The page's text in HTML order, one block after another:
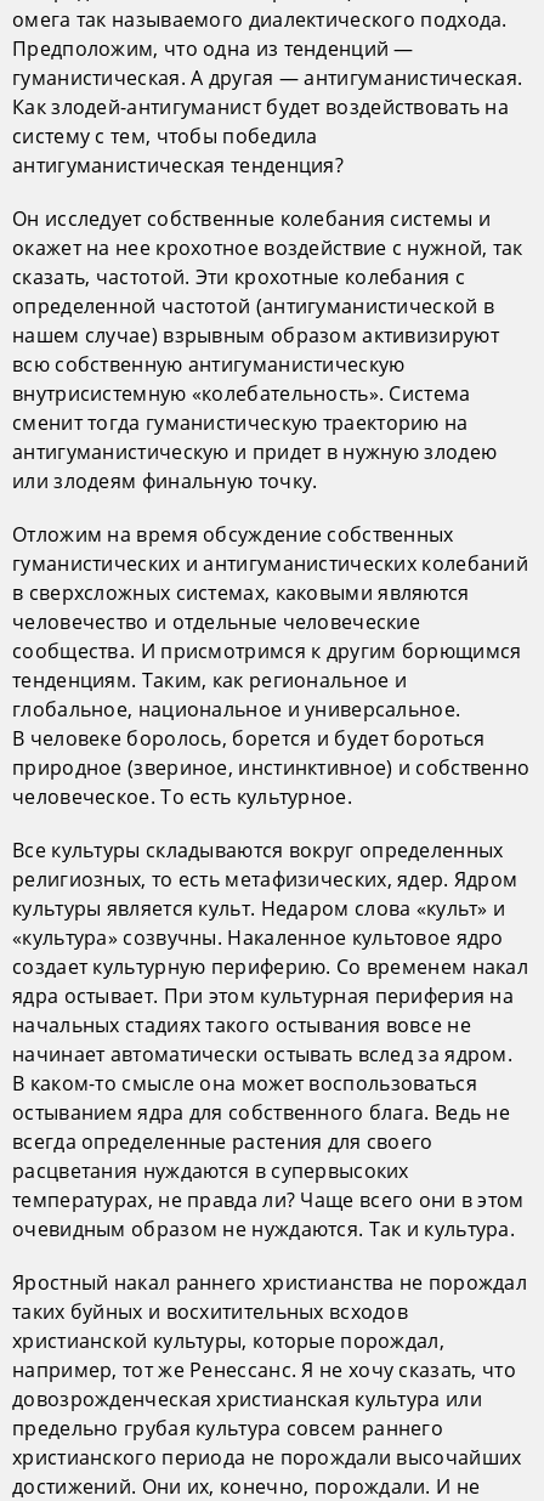
омега так называемого диалектического подхода.
Предположим, что одна из тенденций —
гуманистическая. А другая — антигуманистическая.
Как злодей-антигуманист будет воздействовать на
систему с тем, чтобы победила
антигуманистическая тенденция?
Он исследует собственные колебания системы и
окажет на нее крохотное воздействие с нужной, так
сказать, частотой. Эти крохотные колебания с
определенной частотой (антигуманистической в
нашем случае) взрывным образом активизируют
всю собственную антигуманистическую
внутрисистемную «колебательность». Система
сменит тогда гуманистическую траекторию на
антигуманистическую и придет в нужную злодею
или злодеям финальную точку.
Отложим на время обсуждение собственных
гуманистических и антигуманистических колебаний
в сверхсложных системах, каковыми являются
человечество и отдельные человеческие
сообщества. И присмотримся к другим борющимся
тенденциям. Таким, как региональное и
глобальное, национальное и универсальное.
В человеке боролось, борется и будет бороться
природное (звериное, инстинктивное) и собственно
человеческое. То есть культурное.
Все культуры складываются вокруг определенных
религиозных, то есть метафизических, ядер. Ядром
культуры является культ. Недаром слова «культ» и
«культура» созвучны. Накаленное культовое ядро
создает культурную периферию. Со временем накал
ядра остывает. При этом культурная периферия на
начальных стадиях такого остывания вовсе не
начинает автоматически остывать вслед за ядром.
В каком-то смысле она может воспользоваться
остыванием ядра для собственного блага. Ведь не
всегда определенные растения для своего
расцветания нуждаются в супервысоких
температурах, не правда ли? Чаще всего они в этом
очевидным образом не нуждаются. Так и культура.
Яростный накал раннего христианства не порождал
таких буйных и восхитительных всходов
христианской культуры, которые порождал,
например, тот же Ренессанс. Я не хочу сказать, что
довозрожденческая христианская культура или
предельно грубая культура совсем раннего
христианского периода не порождали высочайших
достижений. Они их, конечно, порождали. И не